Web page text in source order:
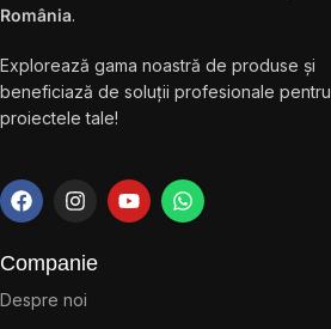
România.
Explorează gama noastră de produse și
beneficiază de soluții profesionale pentru
proiectele tale!
Companie
Despre noi